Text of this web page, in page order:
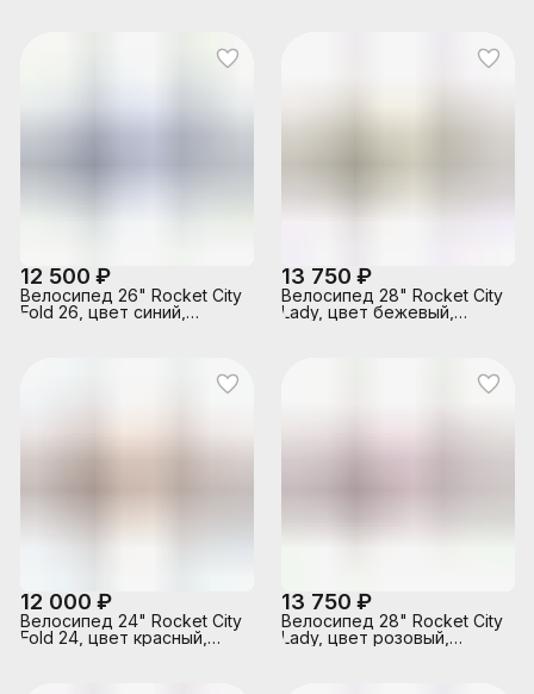
12 500 ₽
Велосипед 26" Rocket City
Fold 26, цвет синий,
13 750 ₽
Велосипед 28" Rocket City
Lady, цвет бежевый,
12 000 ₽
Велосипед 24" Rocket City
Fold 24, цвет красный,
13 750 ₽
Велосипед 28" Rocket City
Lady, цвет розовый,